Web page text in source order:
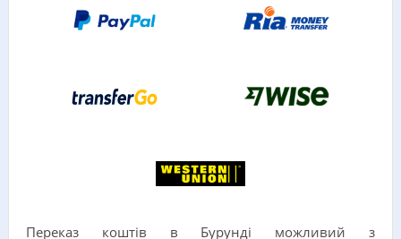
Переказ коштів в Бурунді можливий з